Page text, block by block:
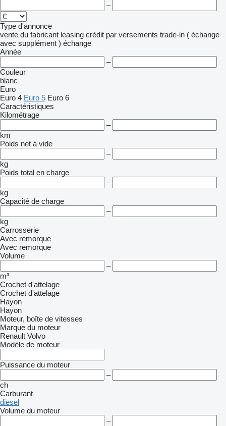
–
Type d'annonce
vente du fabricant leasing crédit par versements trade-in ( échange
avec supplément ) échange
Année
–
Couleur
blanc
Euro
Euro 4 Euro 5 Euro 6
Caractéristiques
Kilométrage
–
km
Poids net à vide
–
kg
Poids total en charge
–
kg
Capacité de charge
–
kg
Carrosserie
Avec remorque
Avec remorque
Volume
–
m³
Crochet d'attelage
Crochet d'attelage
Hayon
Hayon
Moteur, boîte de vitesses
Marque du moteur
Renault Volvo
Modèle de moteur
Puissance du moteur
–
ch
Carburant
diesel
Volume du moteur
–